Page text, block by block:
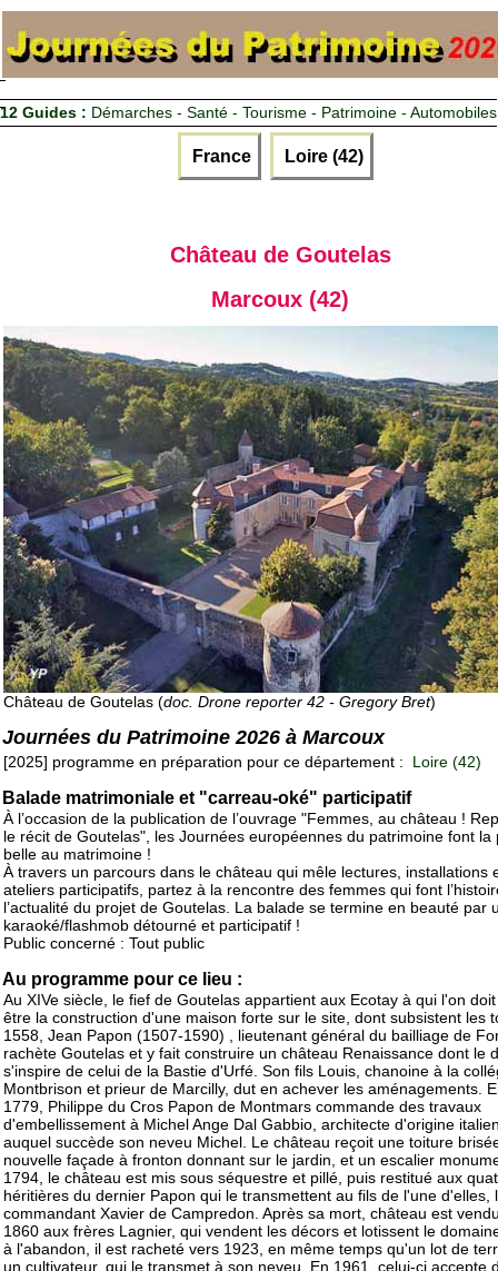
12 Guides : Démarches - Santé - Tourisme - Patrimoine - Automobiles
France Loire (42)
Château de Goutelas
Marcoux (42)
Château de Goutelas (doc. Drone reporter 42 - Gregory Bret)
Journées du Patrimoine 2026 à Marcoux
[2025] programme en préparation pour ce département : Loire (42)
Balade matrimoniale et "carreau-oké" participatif
À l’occasion de la publication de l’ouvrage "Femmes, au château !
le récit de Goutelas", les Journées européennes du patrimoine font la
belle au matrimoine !
À travers un parcours dans le château qui mêle lectures, installations
ateliers participatifs, partez à la rencontre des femmes qui font
l’actualité du projet de Goutelas. La balade se termine en beauté par
karaoké/flashmob détourné et participatif !
Public concerné : Tout public
Au programme pour ce lieu :
Au XIVe siècle, le fief de Goutelas appartient aux Ecotay à qui l'on
être la construction d'une maison forte sur le site, dont subsistent les
1558, Jean Papon (1507-1590) , lieutenant général du bailliage de
rachète Goutelas et y fait construire un château Renaissance dont le
s'inspire de celui de la Bastie d'Urfé. Son fils Louis, chanoine à la
Montbrison et prieur de Marcilly, dut en achever les aménagements.
1779, Philippe du Cros Papon de Montmars commande des travaux
d'embellissement à Michel Ange Dal Gabbio, architecte d'origine
auquel succède son neveu Michel. Le château reçoit une toiture
nouvelle façade à fronton donnant sur le jardin, et un escalier
1794, le château est mis sous séquestre et pillé, puis restitué aux
héritières du dernier Papon qui le transmettent au fils de l'une d'elles,
commandant Xavier de Campredon. Après sa mort, château est
1860 aux frères Lagnier, qui vendent les décors et lotissent le
à l'abandon, il est racheté vers 1923, en même temps qu'un lot de
un cultivateur, qui le transmet à son neveu. En 1961, celui-ci accepte